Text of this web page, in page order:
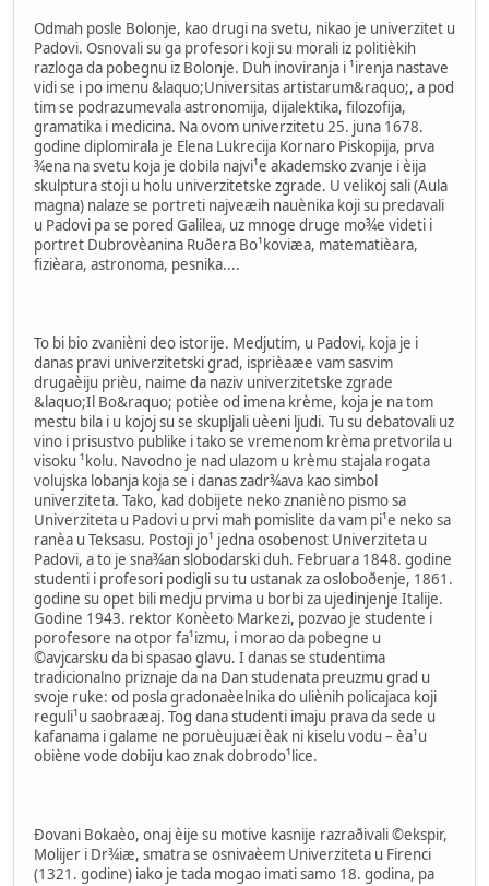
Odmah posle Bolonje, kao drugi na svetu, nikao je univerzitet u
Padovi. Osnovali su ga profesori koji su morali iz politièkih
razloga da pobegnu iz Bolonje. Duh inoviranja i ¹irenja nastave
vidi se i po imenu &laquo;Universitas artistarum&raquo;, a pod
tim se podrazumevala astronomija, dijalektika, filozofija,
gramatika i medicina. Na ovom univerzitetu 25. juna 1678.
godine diplomirala je Elena Lukrecija Kornaro Piskopija, prva
¾ena na svetu koja je dobila najvi¹e akademsko zvanje i èija
skulptura stoji u holu univerzitetske zgrade. U velikoj sali (Aula
magna) nalaze se portreti najveæih nauènika koji su predavali
u Padovi pa se pored Galilea, uz mnoge druge mo¾e videti i
portret Dubrovèanina Ruðera Bo¹koviæa, matematièara,
fizièara, astronoma, pesnika....
To bi bio zvanièni deo istorije. Medjutim, u Padovi, koja je i
danas pravi univerzitetski grad, isprièaæe vam sasvim
drugaèiju prièu, naime da naziv univerzitetske zgrade
&laquo;Il Bo&raquo; potièe od imena krème, koja je na tom
mestu bila i u kojoj su se skupljali uèeni ljudi. Tu su debatovali uz
vino i prisustvo publike i tako se vremenom krèma pretvorila u
visoku ¹kolu. Navodno je nad ulazom u krèmu stajala rogata
volujska lobanja koja se i danas zadr¾ava kao simbol
univerziteta. Tako, kad dobijete neko znanièno pismo sa
Univerziteta u Padovi u prvi mah pomislite da vam pi¹e neko sa
ranèa u Teksasu. Postoji jo¹ jedna osobenost Univerziteta u
Padovi, a to je sna¾an slobodarski duh. Februara 1848. godine
studenti i profesori podigli su tu ustanak za osloboðenje, 1861.
godine su opet bili medju prvima u borbi za ujedinjenje Italije.
Godine 1943. rektor Konèeto Markezi, pozvao je studente i
porofesore na otpor fa¹izmu, i morao da pobegne u
©avjcarsku da bi spasao glavu. I danas se studentima
tradicionalno priznaje da na Dan studenata preuzmu grad u
svoje ruke: od posla gradonaèelnika do uliènih policajaca koji
reguli¹u saobraæaj. Tog dana studenti imaju prava da sede u
kafanama i galame ne poruèujuæi èak ni kiselu vodu – èa¹u
obiène vode dobiju kao znak dobrodo¹lice.
Ðovani Bokaèo, onaj èije su motive kasnije razraðivali ©ekspir,
Molijer i Dr¾iæ, smatra se osnivaèem Univerziteta u Firenci
(1321. godine) iako je tada mogao imati samo 18. godina, pa